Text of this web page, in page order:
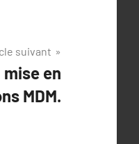
suivant
en
MDM.